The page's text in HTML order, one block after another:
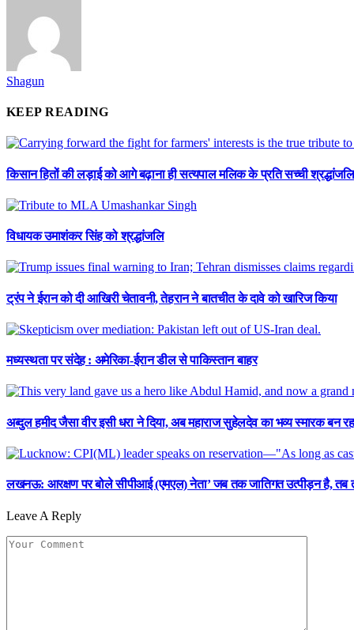
Shagun
KEEP READING
किसान हितों की लड़ाई को आगे बढ़ाना ही सत्यपाल मलिक के प्रति सच्ची
विधायक उमाशंकर सिंह को श्रद्धांजलि
ट्रंप ने ईरान को दी आखिरी चेतावनी, तेहरान ने बातचीत के दावे को खारिज किया
मध्यस्थता पर संदेह : अमेरिका-ईरान डील से पाकिस्तान बाहर
अब्दुल हमीद जैसा वीर इसी धरा ने दिया, अब महाराज सुहेलदेव का भव्य स्मारक बन
लखनऊ: आरक्षण पर बोले सीपीआई (एमएल) नेता’ जब तक जातिगत उत्पीड़न है, तब
Leave A Reply